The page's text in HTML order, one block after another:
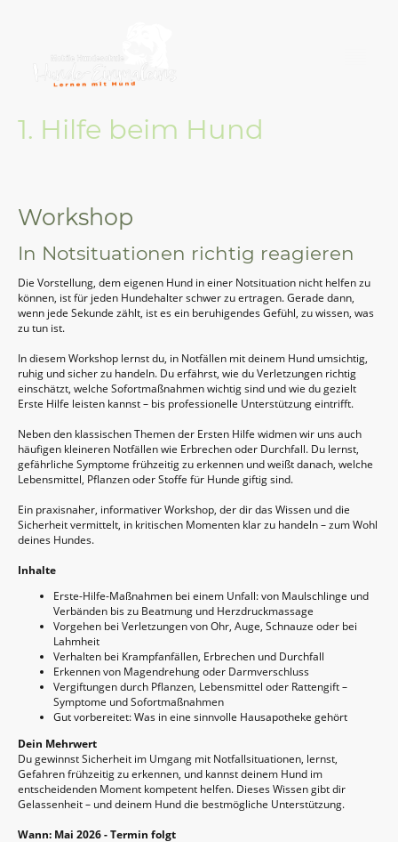
1. Hilfe beim Hund
Workshop
Die Vorstellung, dem eigenen Hund in einer Notsituation nicht helfen zu
können, ist für jeden Hundehalter schwer zu ertragen. Gerade dann,
wenn jede Sekunde zählt, ist es ein beruhigendes Gefühl, zu wissen, was
zu tun ist.
In diesem Workshop lernst du, in Notfällen mit deinem Hund umsichtig,
ruhig und sicher zu handeln. Du erfährst, wie du Verletzungen richtig
einschätzt, welche Sofortmaßnahmen wichtig sind und wie du gezielt
Erste Hilfe leisten kannst – bis professionelle Unterstützung eintrifft.
Neben den klassischen Themen der Ersten Hilfe widmen wir uns auch
häufigen kleineren Notfällen wie Erbrechen oder Durchfall. Du lernst,
gefährliche Symptome frühzeitig zu erkennen und weißt danach, welche
Lebensmittel, Pflanzen oder Stoffe für Hunde giftig sind.
Ein praxisnaher, informativer Workshop, der dir das Wissen und die
Sicherheit vermittelt, in kritischen Momenten klar zu handeln – zum Wohl
deines Hundes.
Inhalte
Erste-Hilfe-Maßnahmen bei einem Unfall: von Maulschlinge und
Verbänden bis zu Beatmung und Herzdruckmassage
Vorgehen bei Verletzungen von Ohr, Auge, Schnauze oder bei
Lahmheit
Verhalten bei Krampfanfällen, Erbrechen und Durchfall
Erkennen von Magendrehung oder Darmverschluss
Vergiftungen durch Pflanzen, Lebensmittel oder Rattengift –
Symptome und Sofortmaßnahmen
Gut vorbereitet: Was in eine sinnvolle Hausapotheke gehört
Dein Mehrwert
Du gewinnst Sicherheit im Umgang mit Notfallsituationen, lernst,
Gefahren frühzeitig zu erkennen, und kannst deinem Hund im
entscheidenden Moment kompetent helfen. Dieses Wissen gibt dir
Gelassenheit – und deinem Hund die bestmögliche Unterstützung.
Wann: Mai 2026 - Termin folgt
In Notsituationen richtig reagieren